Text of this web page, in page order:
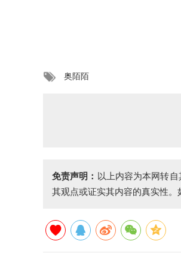
奥陌陌
免责声明： 以上内容为本网转
其观点或证实其内容的真实性。